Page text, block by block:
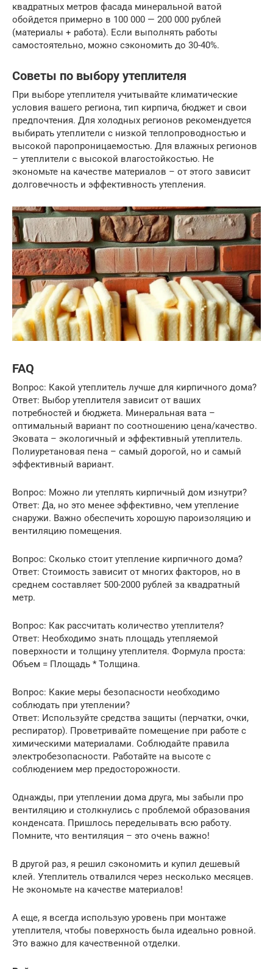
квадратных метров фасада минеральной ватой
обойдется примерно в 100 000 — 200 000 рублей
(материалы + работа). Если выполнять работы
самостоятельно, можно сэкономить до 30-40%.
Советы по выбору утеплителя
При выборе утеплителя учитывайте климатические
условия вашего региона, тип кирпича, бюджет и свои
предпочтения. Для холодных регионов рекомендуется
выбирать утеплители с низкой теплопроводностью и
высокой паропроницаемостью. Для влажных регионов
– утеплители с высокой влагостойкостью. Не
экономьте на качестве материалов – от этого зависит
долговечность и эффективность утепления.
FAQ
Вопрос: Какой утеплитель лучше для кирпичного дома?
Ответ: Выбор утеплителя зависит от ваших
потребностей и бюджета. Минеральная вата –
оптимальный вариант по соотношению цена/качество.
Эковата – экологичный и эффективный утеплитель.
Полиуретановая пена – самый дорогой, но и самый
эффективный вариант.
Вопрос: Можно ли утеплять кирпичный дом изнутри?
Ответ: Да, но это менее эффективно, чем утепление
снаружи. Важно обеспечить хорошую пароизоляцию и
вентиляцию помещения.
Вопрос: Сколько стоит утепление кирпичного дома?
Ответ: Стоимость зависит от многих факторов, но в
среднем составляет 500-2000 рублей за квадратный
метр.
Вопрос: Как рассчитать количество утеплителя?
Ответ: Необходимо знать площадь утепляемой
поверхности и толщину утеплителя. Формула проста:
Объем = Площадь * Толщина.
Вопрос: Какие меры безопасности необходимо
соблюдать при утеплении?
Ответ: Используйте средства защиты (перчатки, очки,
респиратор). Проветривайте помещение при работе с
химическими материалами. Соблюдайте правила
электробезопасности. Работайте на высоте с
соблюдением мер предосторожности.
Однажды, при утеплении дома друга, мы забыли про
вентиляцию и столкнулись с проблемой образования
конденсата. Пришлось переделывать всю работу.
Помните, что вентиляция – это очень важно!
В другой раз, я решил сэкономить и купил дешевый
клей. Утеплитель отвалился через несколько месяцев.
Не экономьте на качестве материалов!
А еще, я всегда использую уровень при монтаже
утеплителя, чтобы поверхность была идеально ровной.
Это важно для качественной отделки.